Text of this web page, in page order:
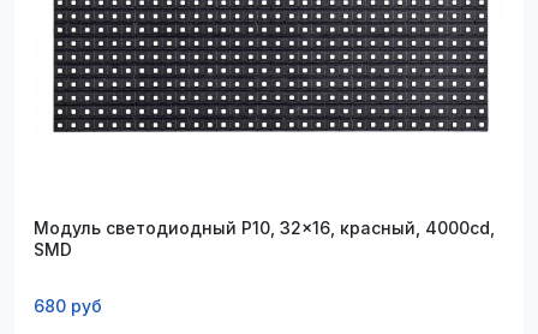
Модуль светодиодный P10, 32x16, красный, 4000cd,
SMD
680 руб